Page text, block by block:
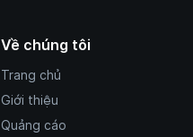
Về chúng tôi
Trang chủ
Giới thiệu
Quảng cáo